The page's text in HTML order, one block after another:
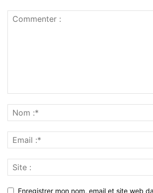
Enregistrer mon nom, email et site web